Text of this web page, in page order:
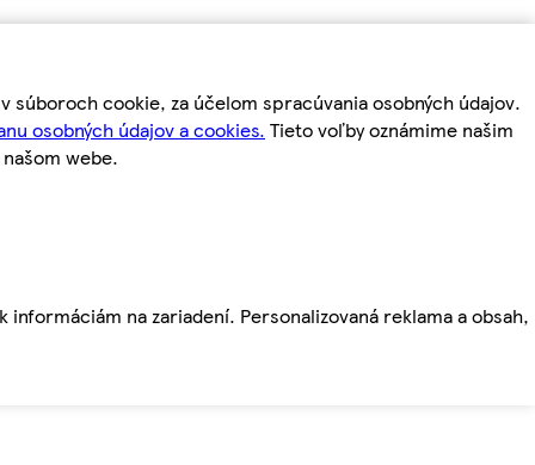
cookie, za účelom spracúvania osobných údajov.
osobných údajov a cookies. Tieto voľby oznámime našim
webe.
na zariadení. Personalizovaná reklama a obsah,